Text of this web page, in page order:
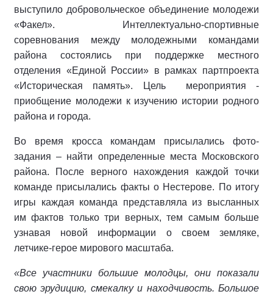
выступило добровольческое объединение молодежи
«Факел». Интеллектуально-спортивные
соревнования между молодежными командами
района состоялись при поддержке местного
отделения «Единой России» в рамках партпроекта
«Историческая память». Цель
мероприятия -
приобщение молодежи к изучению истории родного
района и города.
Во время кросса командам присылались фото-
задания – найти определенные места Московского
района. После верного нахождения каждой точки
команде присылались факты о Нестерове. По итогу
игры каждая команда представляла из высланных
им фактов только три верных, тем самым больше
узнавая новой информации о своем земляке,
летчике-герое мирового масштаба.
«Все участники большие молодцы, они показали
свою эрудицию, смекалку и находчивость. Большое